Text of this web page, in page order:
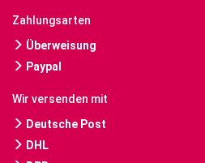
Zahlungsarten
Überweisung
Paypal
Wir versenden mit
Deutsche Post
DHL